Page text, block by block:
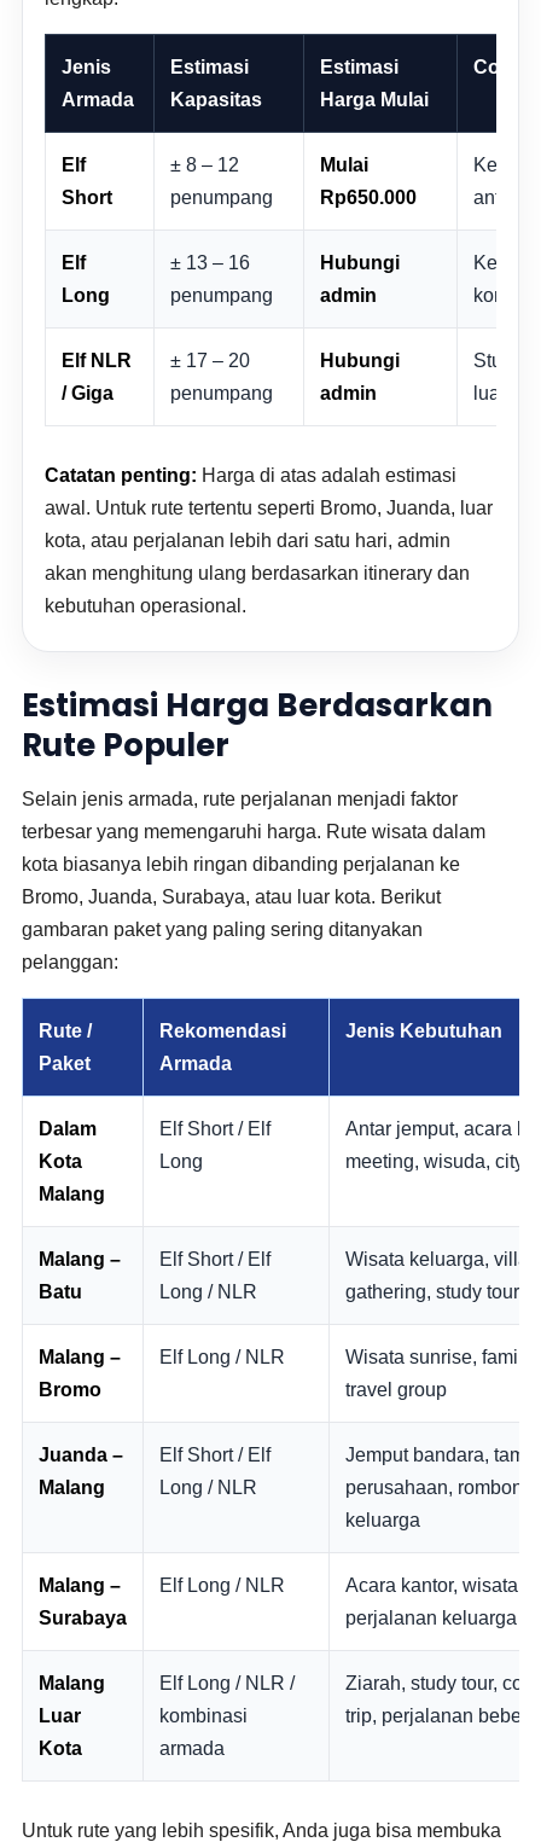
Jenis
Armada
Estimasi
Kapasitas
Estimasi
Harga Mulai
Cocok
Elf
Short
± 8 – 12
penumpang
Mulai
Rp650.000
antar
Elf
Long
± 13 – 16
penumpang
Hubungi
admin
Elf NLR
/ Giga
± 17 – 20
penumpang
Hubungi
admin
Study
luar
Catatan penting: Harga di atas adalah estimasi
awal. Untuk rute tertentu seperti Bromo, Juanda, luar
kota, atau perjalanan lebih dari satu hari, admin
akan menghitung ulang berdasarkan itinerary dan
kebutuhan operasional.
Estimasi Harga Berdasarkan
Rute Populer
Selain jenis armada, rute perjalanan menjadi faktor
terbesar yang memengaruhi harga. Rute wisata dalam
kota biasanya lebih ringan dibanding perjalanan ke
Bromo, Juanda, Surabaya, atau luar kota. Berikut
gambaran paket yang paling sering ditanyakan
pelanggan:
Rute /
Paket
Rekomendasi
Armada
Jenis Kebutuhan
Dalam
Kota
Malang
Elf Short / Elf
Long
Antar jemput, acara
meeting, wisuda, city
Malang –
Batu
Elf Short / Elf
Long / NLR
Wisata keluarga, villa,
gathering, study tour
Malang –
Bromo
Elf Long / NLR
Wisata sunrise, family
travel group
Juanda –
Malang
Elf Short / Elf
Long / NLR
Jemput bandara, tamu
perusahaan,
keluarga
Malang –
Surabaya
Elf Long / NLR
Acara kantor, wisata,
perjalanan keluarga
Malang
Luar
Kota
Elf Long / NLR /
kombinasi
armada
Ziarah, study tour,
trip, perjalanan
Untuk rute yang lebih spesifik, Anda juga bisa membuka